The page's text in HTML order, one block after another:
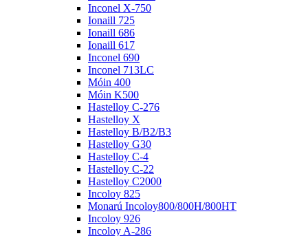
Inconel X-750
Ionaill 725
Ionaill 686
Ionaill 617
Inconel 690
Inconel 713LC
Móin 400
Móin K500
Hastelloy C-276
Hastelloy X
Hastelloy B/B2/B3
Hastelloy G30
Hastelloy C-4
Hastelloy C-22
Hastelloy C2000
Incoloy 825
Monarú Incoloy800/800H/800HT
Incoloy 926
Incoloy A-286